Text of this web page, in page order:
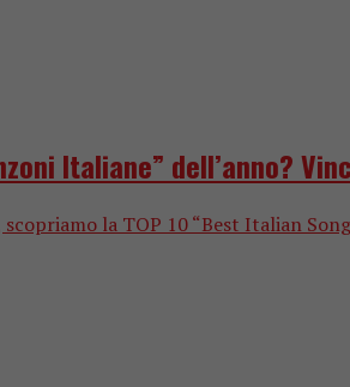
Italiane” dell’anno?
la TOP 10 “Best Italian